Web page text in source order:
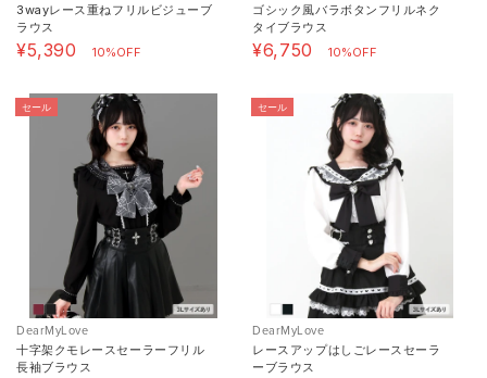
3wayレース重ねフリルビジューブ
ラウス
¥5,390 10%OFF
ゴシック風バラボタンフリルネク
タイブラウス
¥6,750 10%OFF
セール
DearMyLove
十字架クモレースセーラーフリル
長袖ブラウス
セール
DearMyLove
レースアップはしごレースセーラ
ーブラウス